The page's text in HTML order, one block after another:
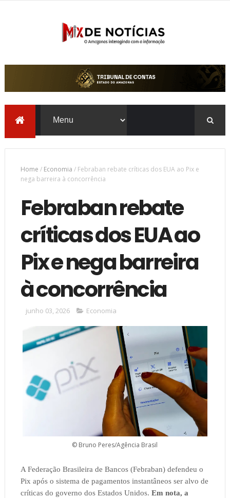
Home / Economia / Febraban rebate críticas dos EUA ao Pix e
nega barreira à concorrência
Febraban rebate
críticas dos EUA ao
Pix e nega barreira
à concorrência
junho 03, 2026 Economia
© Bruno Peres/Agência Brasil
A Federação Brasileira de Bancos (Febraban) defendeu o
Pix após o sistema de pagamentos instantâneos ser alvo de
críticas do governo dos Estados Unidos. Em nota, a